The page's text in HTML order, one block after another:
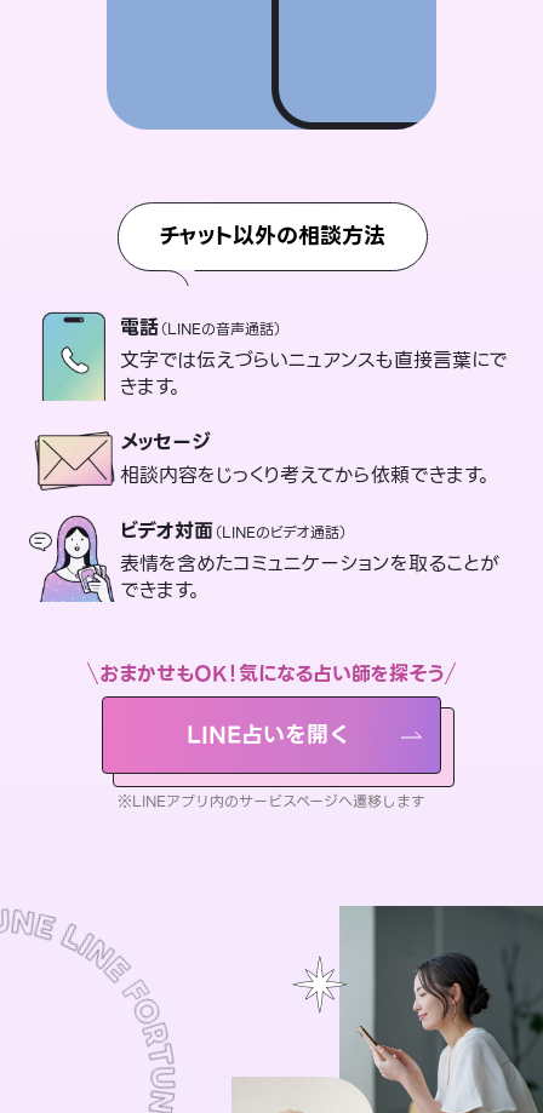
チャット以外の相談方法
電話（LINEの音声通話）
文字では伝えづらいニュアンスも直接言葉にで
きます。
メッセージ
相談内容をじっくり考えてから依頼できます。
ビデオ対面（LINEのビデオ通話）
表情を含めたコミュニケーションを取ることが
できます。
おまかせもOK！気になる占い師を探そう
LINE占いを開く
※LINEアプリ内のサービスページへ遷移します